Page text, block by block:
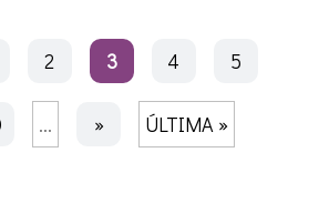
2 3 4 5
... » ÚLTIMA »